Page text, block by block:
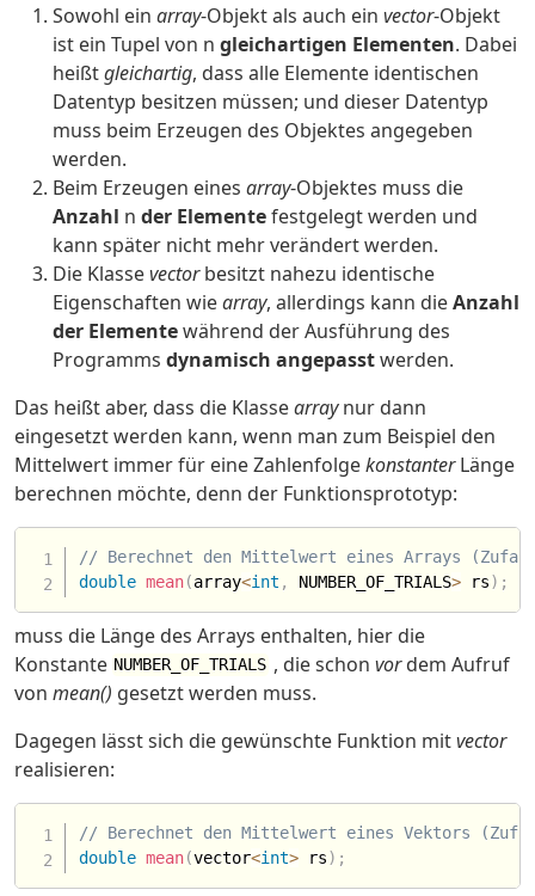
Sowohl ein array-Objekt als auch ein vector-Objekt
ist ein Tupel von n gleichartigen Elementen. Dabei
heißtgleichartig, dass alle Elemente identischen
Datentyp besitzen müssen; und dieser Datentyp
muss beim Erzeugen des Objektes angegeben
werden.
Beim Erzeugen eines array-Objektes muss die
Anzahl n der Elementefestgelegt werden und
kann später nicht mehr verändert werden.
Die Klassevectorbesitzt nahezu identische
Eigenschaften wiearray, allerdings kann dieAnzahl
der Elementewährend der Ausführung des
Programms dynamisch angepasstwerden.
Das heißt aber, dass die Klassearraynur dann
eingesetzt werden kann, wenn man zum Beispiel den
Mittelwert immer für eine ZahlenfolgekonstanterLänge
berechnen möchte, denn der Funktionsprototyp:
// Berechnet den Mittelwert eines Arrays
double mean(array<int , NUMBER_OF_TRIALS> rs) ;
muss die Länge des Arrays enthalten, hier die
Konstante NUMBER_OF_TRIALS , die schon vordem Aufruf
von mean() gesetzt werden muss.
Dagegen lässt sich die gewünschte Funktion mitvector
realisieren:
// Berechnet den Mittelwert eines Vektors
double mean(vector<int> rs) ;